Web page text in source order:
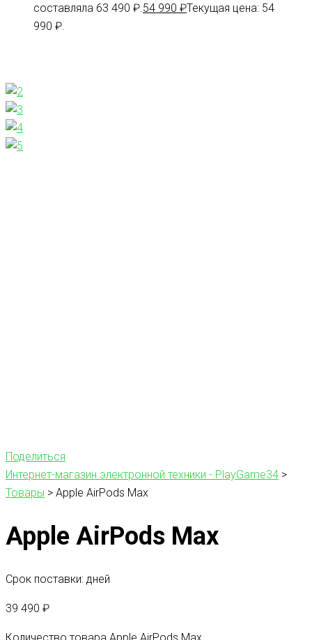
составляла 63 490 ₽. 54 990 ₽Текущая цена: 54
990 ₽.
Поделиться
Интернет-магазин электронной техники - PlayGame34 >
Товары > Apple AirPods Max
Apple AirPods Max
Срок поставки: дней
39 490 ₽